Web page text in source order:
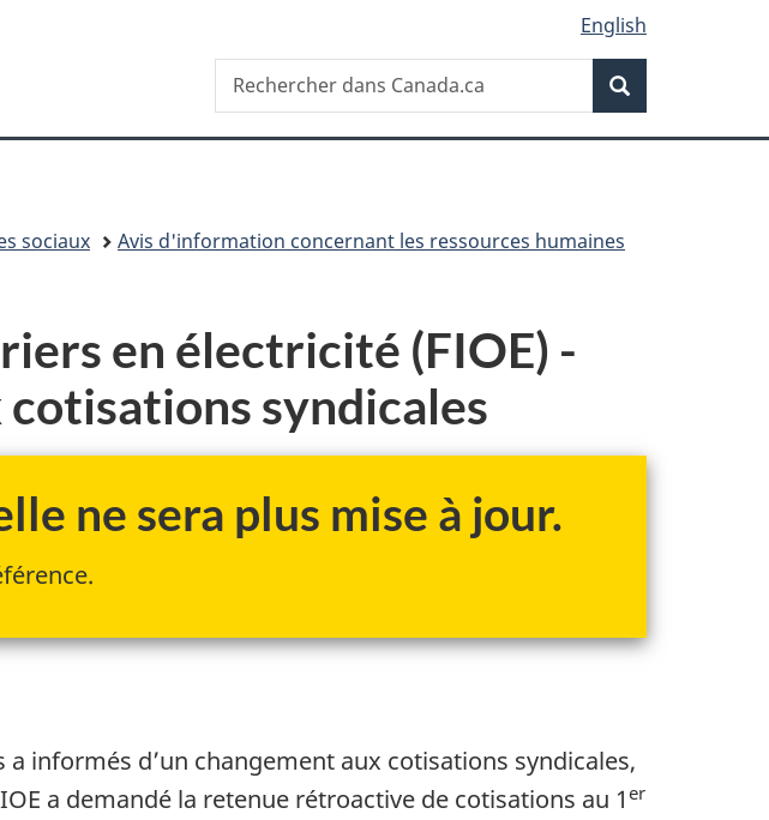
English
Recherche
Rechercher
dans
sociaux Avis d'information concernant les ressources humaines
en électricité (FIOE) -
syndicales
ne sera plus mise à jour.
informés d’un changement aux cotisations syndicales,
a demandé la retenue rétroactive de cotisations au 1 er